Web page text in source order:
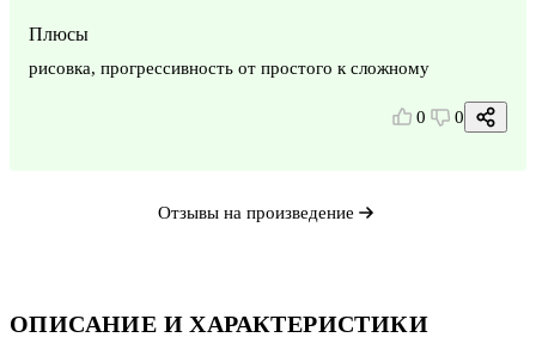
ОПИСАНИЕ И ХАРАКТЕРИСТИКИ
Плюсы
рисовка, прогрессивность от простого к сложному
0 0
Отзывы на произведение